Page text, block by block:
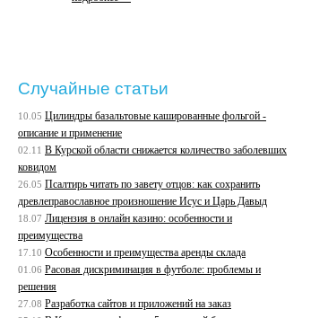
Случайные статьи
10.05 Цилиндры базальтовые кашированные фольгой -
описание и применение
02.11 В Курской области снижается количество заболевших
ковидом
26.05 Псалтирь читать по завету отцов: как сохранить
древлеправославное произношение Исус и Царь Давыд
18.07 Лицензия в онлайн казино: особенности и
преимущества
17.10 Особенности и преимущества аренды склада
01.06 Расовая дискриминация в футболе: проблемы и
решения
27.08 Разработка сайтов и приложений на заказ